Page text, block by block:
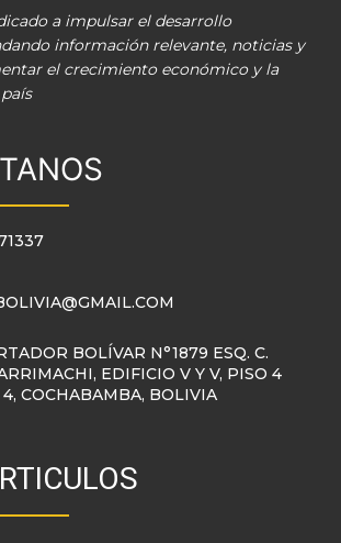
a impulsar el desarrollo
información relevante, noticias y
el crecimiento económico y la
BOLÍVAR N°1879 ESQ. C.
EDIFICIO V Y V, PISO 4
COCHABAMBA, BOLIVIA